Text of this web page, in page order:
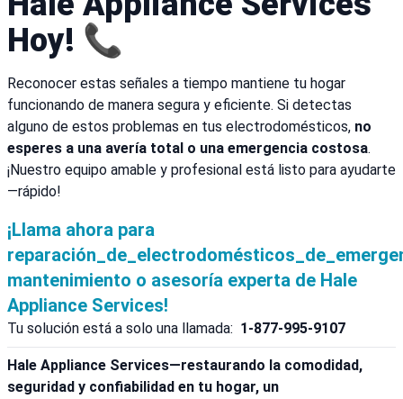
Hoy! 📞
Reconocer estas señales a tiempo mantiene tu hogar
funcionando de manera segura y eficiente. Si detectas
alguno de estos problemas en tus electrodomésticos, no
esperes a una avería total o una emergencia costosa.
¡Nuestro equipo amable y profesional está listo para ayudarte
—rápido!
¡Llama ahora para
mantenimiento o asesoría experta de Hale
Appliance Services!
Tu solución está a solo una llamada: 1-877-995-9107
Hale Appliance Services—restaurando la comodidad,
seguridad y confiabilidad en tu hogar, un